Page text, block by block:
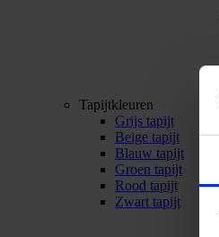
Tapijtkleuren
Grijs tapijt
Beige tapijt
Blauw tapijt
Groen tapijt
Rood tapijt
Zwart tapijt